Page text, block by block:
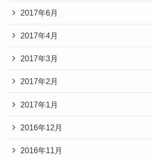
2017年6月
2017年4月
2017年3月
2017年2月
2017年1月
2016年12月
2016年11月